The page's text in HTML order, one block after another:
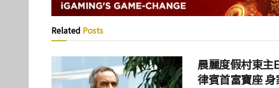
Related Posts
晨麗度假村東主
律賓首富寶座